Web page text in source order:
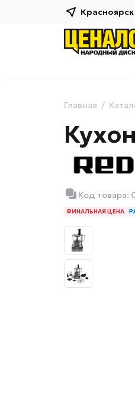
Красноярск
Главная
Код товара:
ФИНАЛЬНАЯ ЦЕНА